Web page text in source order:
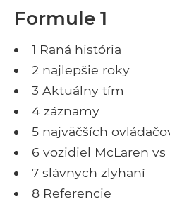
Formule 1
1 Raná história
2 najlepšie roky
3 Aktuálny tím
4 záznamy
5 najväčších
6 vozidiel McLaren vs
7 slávnych zlyhaní
8 Referencie